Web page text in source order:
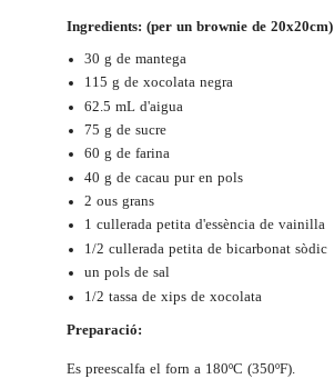
Ingredients: (per un brownie de 20x20cm)
30 g de mantega
115 g de xocolata negra
62.5 mL d'aigua
75 g de sucre
60 g de farina
40 g de cacau pur en pols
2 ous grans
1 cullerada petita d'essència de vainilla
1/2 cullerada petita de bicarbonat sòdic
un pols de sal
1/2 tassa de xips de xocolata
Preparació:
Es preescalfa el forn a 180ºC (350ºF).